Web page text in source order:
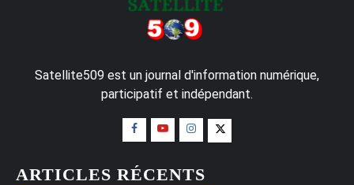
Satellite509 est un journal d'information numérique,
participatif et indépendant.
ARTICLES RÉCENTS